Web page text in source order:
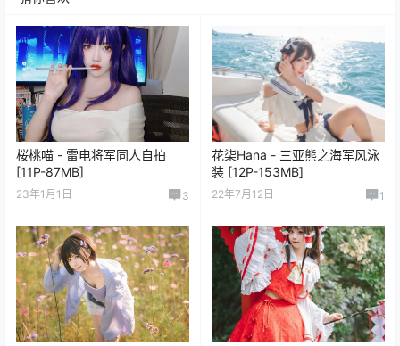
桜桃喵 - 雷电将军同人自拍
[11P-87MB]
23年1月1日 3
花柒Hana - 三亚熊之海军风泳
装 [12P-153MB]
22年7月12日 1